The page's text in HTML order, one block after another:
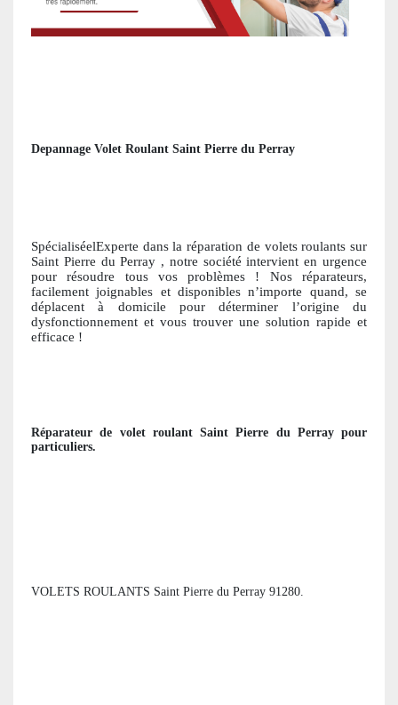
Depannage Volet Roulant Saint Pierre du Perray
SpécialiséelExperte dans la réparation de volets roulants sur
Saint Pierre du Perray , notre société intervient en urgence
pour résoudre tous vos problèmes ! Nos réparateurs,
facilement joignables et disponibles n’importe quand, se
déplacent à domicile pour déterminer l’origine du
dysfonctionnement et vous trouver une solution rapide et
efficace !
Réparateur de volet roulant Saint Pierre du Perray pour
particuliers.
VOLETS ROULANTS Saint Pierre du Perray 91280.